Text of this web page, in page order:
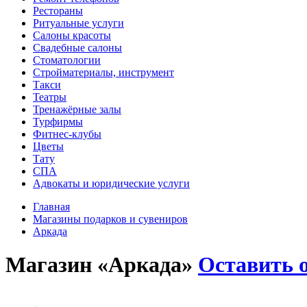
Рестораны
Ритуальные услуги
Салоны красоты
Свадебные салоны
Стоматологии
Стройматериалы, инструмент
Такси
Театры
Тренажёрные залы
Турфирмы
Фитнес-клубы
Цветы
Тату
СПА
Адвокаты и юридические услуги
Главная
Магазины подарков и сувениров
Аркада
Магазин «Аркада» Оставить